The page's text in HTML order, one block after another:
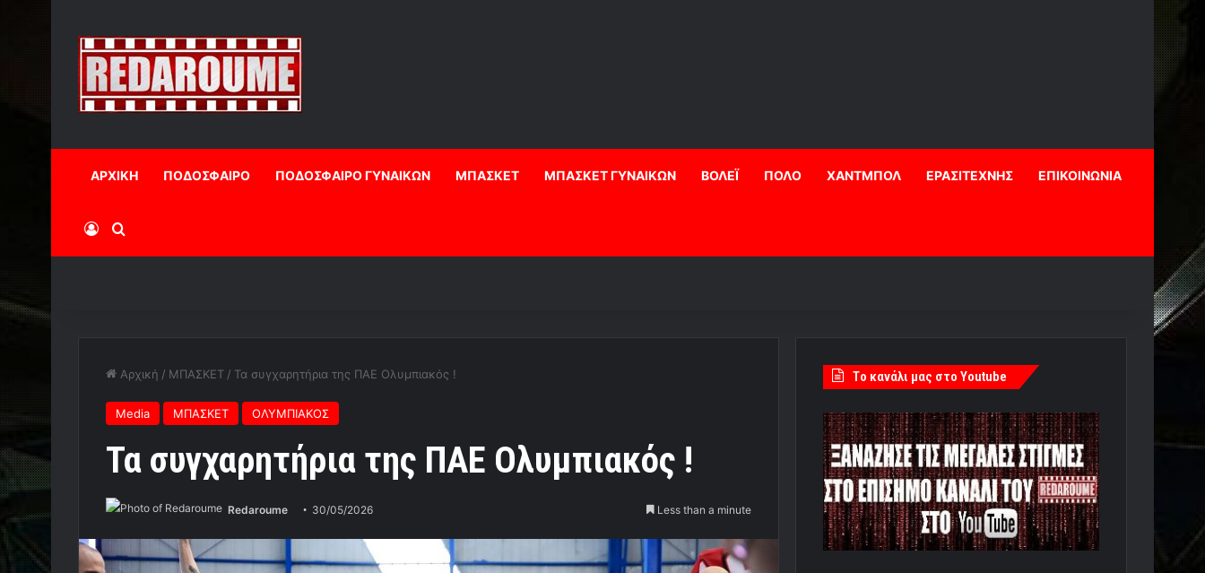
ΑΡΧΙΚΗ ΠΟΔΟΣΦΑΙΡΟ ΠΟΔΟΣΦΑΙΡΟ ΓΥΝΑΙΚΩΝ ΜΠΑΣΚΕΤ ΜΠΑΣΚΕΤ ΓΥΝΑΙΚΩΝ ΒΟΛΕΪ ΠΟΛΟ ΧΑΝΤΜΠΟΛ ΕΡΑΣΙΤΕΧΝΗΣ ΕΠΙΚΟΙΝΩΝΙΑ
Log InΑναζήτηση
Αρχική / ΜΠΑΣΚΕΤ / Τα συγχαρητήρια της ΠΑΕ Ολυμπιακός !
Media ΜΠΑΣΚΕΤ ΟΛΥΜΠΙΑΚΟΣ
Τα συγχαρητήρια της ΠΑΕ Ολυμπιακός !
Redaroume 30/05/2026 Less than a minute
Tο κανάλι μας στο Youtube